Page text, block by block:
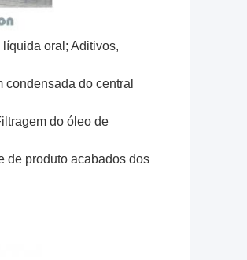
oral; Aditivos,
do central
do óleo de
de produto acabados dos